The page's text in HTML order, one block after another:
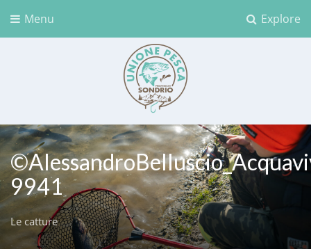
Explore
Menu
Unione Pesca Sondrio
9941
Le catture